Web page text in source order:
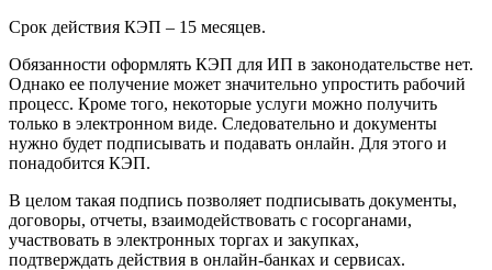
Срок действия КЭП – 15 месяцев.
Обязанности оформлять КЭП для ИП в законодательстве нет.
Однако ее получение может значительно упростить рабочий
процесс. Кроме того, некоторые услуги можно получить
только в электронном виде. Следовательно и документы
нужно будет подписывать и подавать онлайн. Для этого и
понадобится КЭП.
В целом такая подпись позволяет подписывать документы,
договоры, отчеты, взаимодействовать с госорганами,
участвовать в электронных торгах и закупках,
подтверждать действия в онлайн-банках и сервисах.